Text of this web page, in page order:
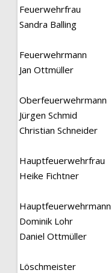
Feuerwehrfrau
Sandra Balling
Feuerwehrmann
Jan Ottmüller
Oberfeuerwehrmann
Jürgen Schmid
Christian Schneider
Hauptfeuerwehrfrau
Heike Fichtner
Hauptfeuerwehrmann
Dominik Lohr
Daniel Ottmüller
Löschmeister